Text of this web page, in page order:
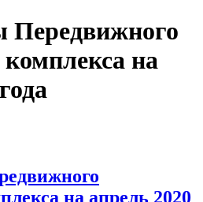
Передвижного
на
на апрель 2020